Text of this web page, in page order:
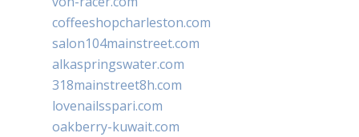
coffeeshopcharleston.com
salon104mainstreet.com
alkaspringswater.com
318mainstreet8h.com
lovenailsspari.com
oakberry-kuwait.com